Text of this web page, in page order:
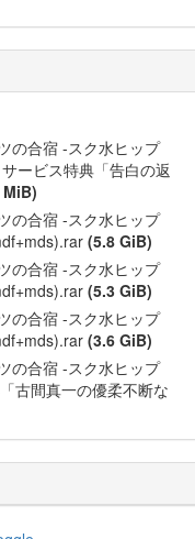
の合宿 -スク水ヒップ
ービス特典「告白の返
の合宿 -スク水ヒップ
(5.8 GiB)
の合宿 -スク水ヒップ
(5.3 GiB)
の合宿 -スク水ヒップ
(3.6 GiB)
の合宿 -スク水ヒップ
古間真一の優柔不断な